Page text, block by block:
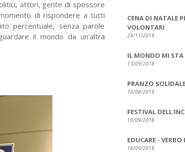
attori, gente di spessore
di rispondere a tutti
percentuale, senza parole
il mondo da un'altra
CENA DI NATALE
VOLONTARI
29/11/2018
IL MONDO MI STA
13/09/2018
PRANZO
10/08/2018
FESTIVAL
10/09/2018
EDUCARE -
18/09/2018